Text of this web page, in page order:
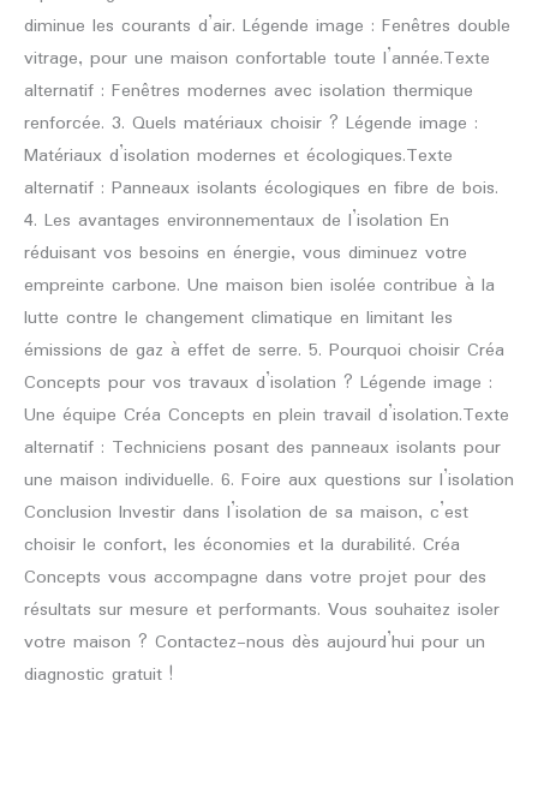
diminue les courants d’air. Légende image : Fenêtres double
vitrage, pour une maison confortable toute l’année.Texte
alternatif : Fenêtres modernes avec isolation thermique
renforcée. 3. Quels matériaux choisir ? Légende image :
Matériaux d’isolation modernes et écologiques.Texte
alternatif : Panneaux isolants écologiques en fibre de bois.
4. Les avantages environnementaux de l’isolation En
réduisant vos besoins en énergie, vous diminuez votre
empreinte carbone. Une maison bien isolée contribue à la
lutte contre le changement climatique en limitant les
émissions de gaz à effet de serre. 5. Pourquoi choisir Créa
Concepts pour vos travaux d’isolation ? Légende image :
Une équipe Créa Concepts en plein travail d’isolation.Texte
alternatif : Techniciens posant des panneaux isolants pour
une maison individuelle. 6. Foire aux questions sur l’isolation
Conclusion Investir dans l’isolation de sa maison, c’est
choisir le confort, les économies et la durabilité. Créa
Concepts vous accompagne dans votre projet pour des
résultats sur mesure et performants. Vous souhaitez isoler
votre maison ? Contactez-nous dès aujourd’hui pour un
diagnostic gratuit !